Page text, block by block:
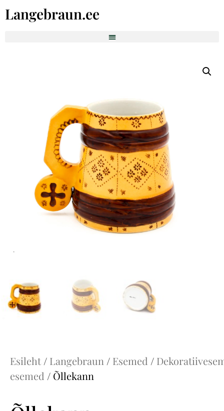
Langebraun.ee
Esileht / Langebraun / Esemed /
esemed / Õllekann